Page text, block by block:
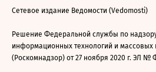
Сетевое издание Ведомости (Vedomosti)
Решение Федеральной службы по
информационных технологий и массовых
(Роскомнадзор) от 27 ноября 2020 г. ЭЛ №